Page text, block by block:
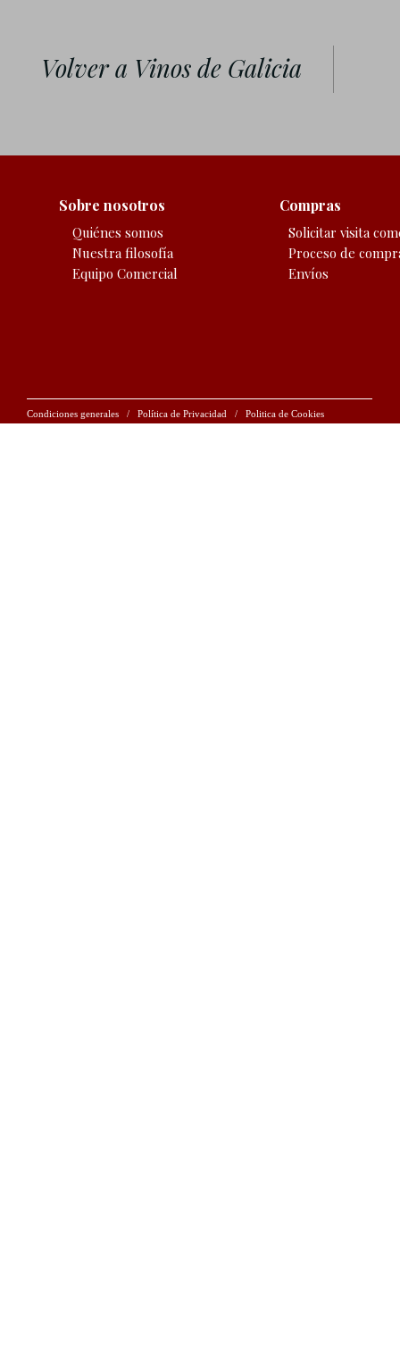
Volver a Vinos de Galicia
Sobre nosotros
Quiénes somos
Nuestra filosofía
Equipo Comercial
Compras
Solicitar visita
Proceso de
Envíos
Condiciones generales / Política de Privacidad / Politica de Cookies